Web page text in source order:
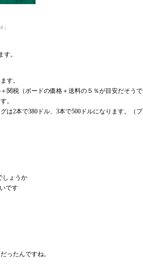
|
。
す。
関税（ボードの価格＋送料の５％が目安だそうで
。
は2本で380ドル、3本で500ドルになります。（プ
しょうか
です
ったんですね。